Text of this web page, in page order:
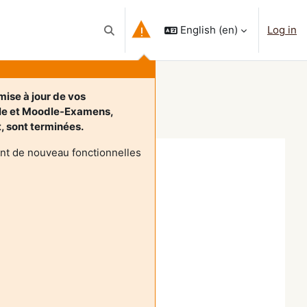
Toggle search input
à jour de vos
et Moodle-Examens,
sont terminées.
de nouveau fonctionnelles
English ‎(en)‎ Log in